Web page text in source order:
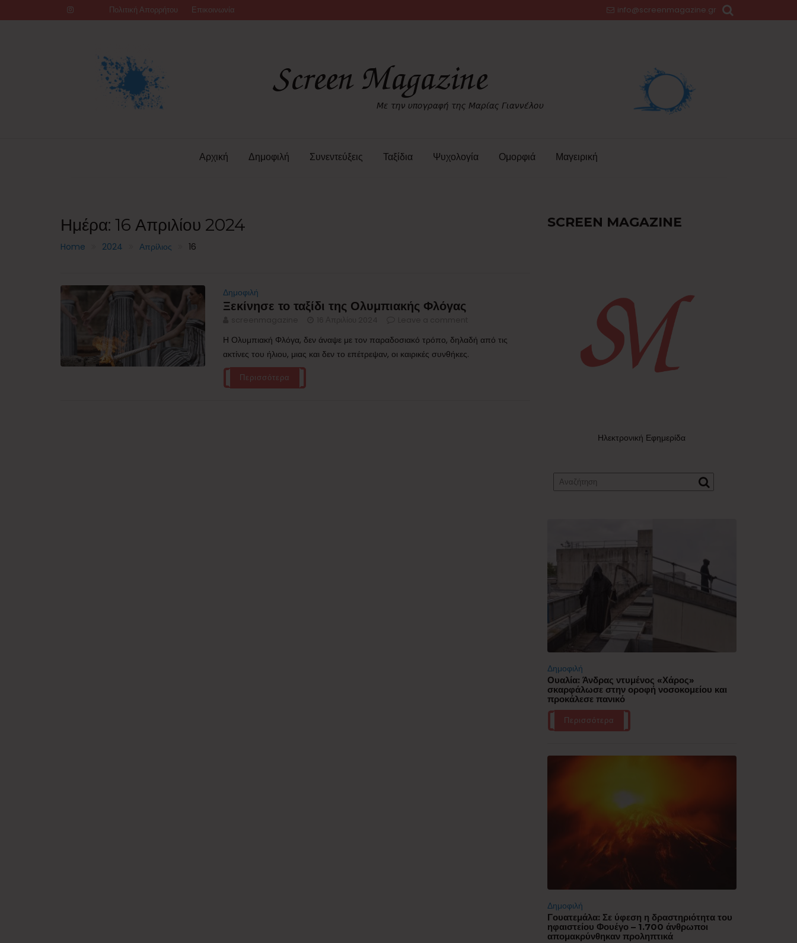
to
Πολιτική Απορρήτου Επικοινωνία info@screenmagazine.gr
Αρχική Δημοφιλή Συνεντεύξεις Ταξίδια Ψυχολογία Ομορφιά Μαγειρική
Ημέρα: 16 Απριλίου 2024
Home 2024 Απρίλιος 16
Δημοφιλή
Ξεκίνησε το ταξίδι της Ολυμπιακής Φλόγας
Η Ολυμπιακή Φλόγα, δεν άναψε με τον παραδοσιακό τρόπο, δηλαδή από τις
ακτίνες του ήλιου, μιας και δεν το επέτρεψαν, οι καιρικές συνθήκες.
Περισσότερα
SCREEN MAGAZINE
Ηλεκτρονική Εφημερίδα
Δημοφιλή
Ουαλία: Άνδρας ντυμένος «Χάρος»
σκαρφάλωσε στην οροφή νοσοκομείου και
προκάλεσε πανικό
Περισσότερα
Δημοφιλή
Γουατεμάλα: Σε ύφεση η δραστηριότητα του
ηφαιστείου Φουέγο – 1.700 άνθρωποι
απομακρύνθηκαν προληπτικά